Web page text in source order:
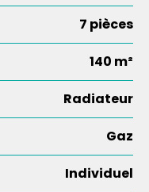
7 pièces
140 m²
Radiateur
Gaz
Individuel